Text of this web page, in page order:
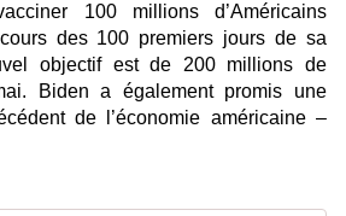
100 millions d’Américains
des 100 premiers jours de sa
objectif est de 200 millions de
Biden a également promis une
de l’économie américaine –